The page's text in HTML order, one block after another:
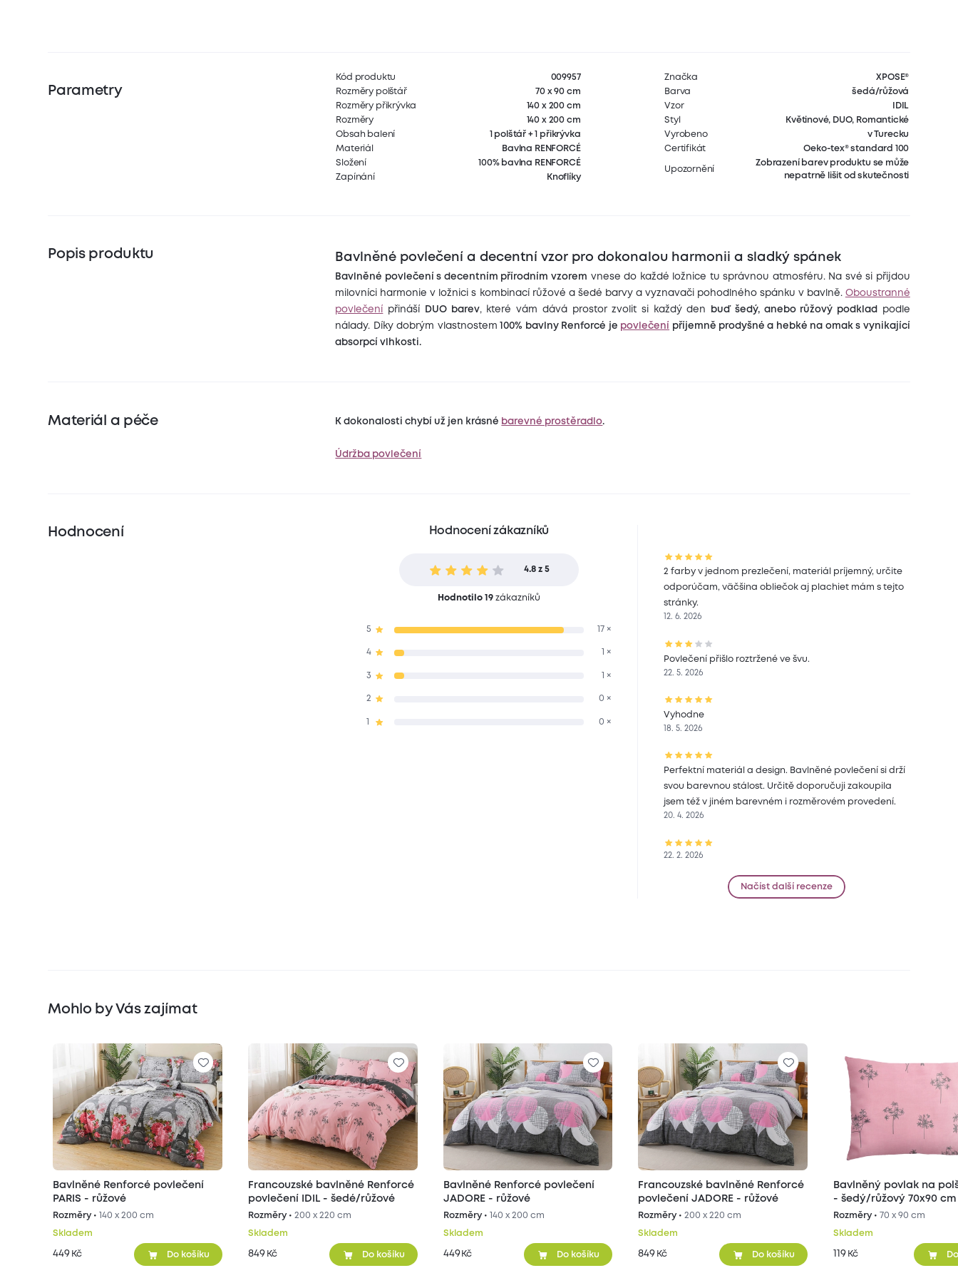
Parametry
Kód produktu
009957
Rozměry polštář
70 x 90 cm
Rozměry přikrývka
140 x 200 cm
Rozměry
140 x 200 cm
Obsah balení
1 polštář + 1 přikrývka
Materiál
Bavlna RENFORCÉ
Složení
100% bavlna RENFORCÉ
Zapínání
Knoflíky
Značka
XPOSE®
Barva
šedá/růžová
Vzor
IDIL
Styl
Květinové, DUO, Romantické
Vyrobeno
v Turecku
Certifikát
Oeko-tex® standard 100
Upozornění
Zobrazení barev produktu se může
nepatrně lišit od skutečnosti
Popis produktu Bavlněné povlečení a decentní vzor pro dokonalou harmonii a sladký spánek
Bavlněné povlečení s decentním přírodním vzorem vnese do každé ložnice tu správnou atmosféru. Na své si přijdou
milovníci harmonie v ložnici s kombinací růžové a šedé barvy a vyznavači pohodlného spánku v bavlně. Oboustranné
povlečení
přináší DUO barev, které vám dává prostor zvolit si každý den buď šedý, anebo růžový podklad
podle
nálady. Díky dobrým vlastnostem 100% bavlny Renforcé je povlečení
příjemně prodyšné a hebké na omak s vynikající
absorpcí vlhkosti.
Materiál a péče K dokonalosti chybí už jen krásné barevné prostěradlo.
Údržba povlečení
Hodnocení Hodnocení zákazníků
4.8 z 5
Hodnotilo 19zákazníků
5 17 ×
4 1 ×
3 1 ×
2 0 ×
0 ×
2 farby v jednom prezlečení, materiál príjemný, určite
odporúčam, väčšina obliečok aj plachiet mám s tejto
stránky.
12. 6. 2026
Povlečení přišlo roztržené ve švu.
22. 5. 2026
Vyhodne
18. 5. 2026
Perfektní materiál a design. Bavlněné povlečení si drží
svou barevnou stálost. Určitě doporučuji zakoupila
jsem též v jiném barevném i rozměrovém provedení.
20. 4. 2026
22. 2. 2026
Načíst další recenze
Mohlo by Vás zajímat
Bavlněné Renforcé povlečení
PARIS - růžové
Rozměry • 140 x 200 cm
Skladem
449 Kč Do košíku
Francouzské bavlněné Renforcé
povlečení IDIL - šedé/růžové
Rozměry • 200 x 220 cm
Skladem
849 Kč Do košíku
Bavlněné Renforcé povlečení
JADORE - růžové
Rozměry • 140 x 200 cm
Skladem
449 Kč Do košíku
Francouzské bavlněné Renforcé
povlečení JADORE - růžové
Rozměry •200 x 220 cm
Skladem
849 Kč Do košíku
Bavlněný povlak na
- šedý/růžový 70x90 cm
Rozměry • 70 x 90 cm
Skladem
119 Kč